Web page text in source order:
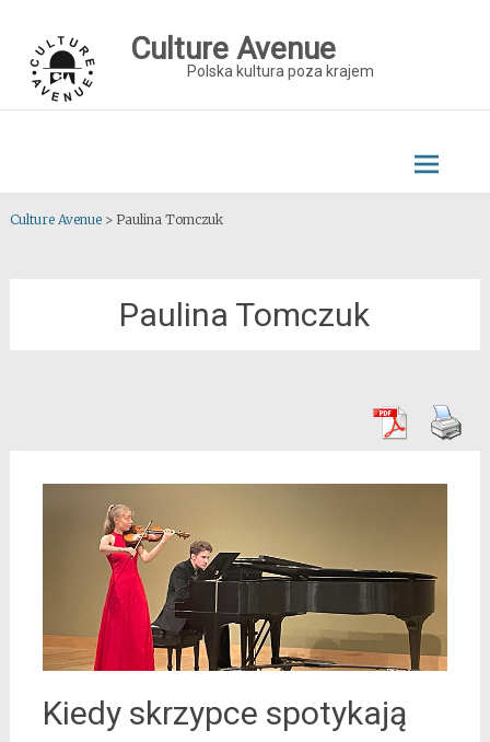
content
Culture Avenue
Polska kultura poza krajem
Culture Avenue> Paulina Tomczuk
Paulina Tomczuk
Kiedy skrzypce spotykają